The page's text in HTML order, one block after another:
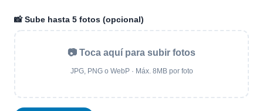
📸 Sube hasta 5 fotos (opcional)
📷 Toca aquí para subir fotos
JPG, PNG o WebP · Máx. 8MB por foto